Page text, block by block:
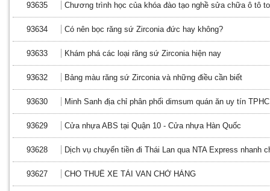
93635 Chương trình học của khóa đào tạo nghề sửa chữa ô tô
93634 Có nên bọc răng sứ Zirconia đức hay không?
93633 Khám phá các loại răng sứ Zirconia hiện nay
93632 Bảng màu răng sứ Zirconia và những điều cần biết
93630 Minh Sanh địa chỉ phân phối dimsum quán ăn uy tín
93629 Cửa nhựa ABS tại Quận 10 - Cửa nhựa Hàn Quốc
93628 Dịch vụ chuyển tiền đi Thái Lan qua NTA Express nhanh
93627 CHO THUÊ XE TẢI VAN CHỞ HÀNG